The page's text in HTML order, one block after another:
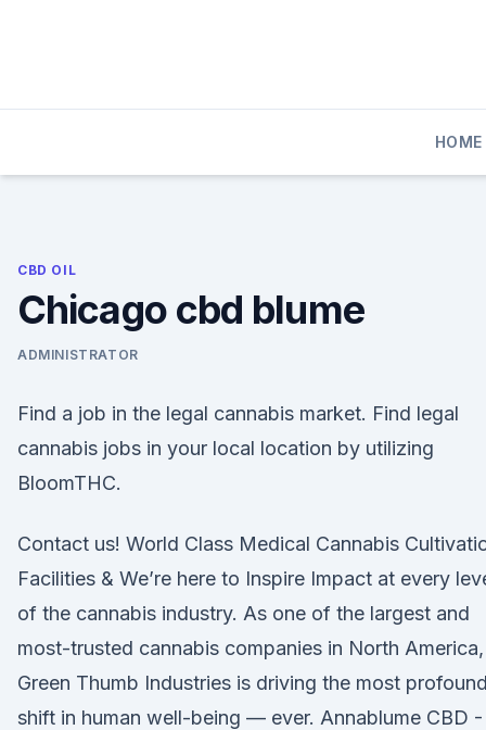
HOME
CBD OIL
Chicago cbd blume
ADMINISTRATOR
Find a job in the legal cannabis market. Find legal
cannabis jobs in your local location by utilizing
BloomTHC.
Contact us! World Class Medical Cannabis
Facilities & We’re here to Inspire Impact at every
of the cannabis industry. As one of the largest and
most-trusted cannabis companies in North America,
Green Thumb Industries is driving the most profound
shift in human well-being — ever. Annablume CBD -